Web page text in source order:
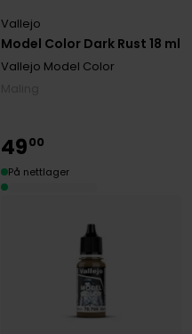
Model Color Dark Rust 18 ml
Vallejo
Vallejo Model Color
4900
På nettlager